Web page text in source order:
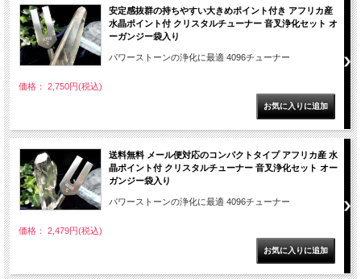
安定感抜群の持ちやすい大きめポイント付き アフリカ産
水晶ポイント付 クリスタルチューナー 音叉浄化セット オ
ーガンジー袋入り
パワーストーンの浄化に最適 4096チューナー
価格： 2,750円(税込)
送料無料 メール便対応のコンパクトタイプ アフリカ産 水
晶ポイント付 クリスタルチューナー 音叉浄化セット オー
ガンジー袋入り
パワーストーンの浄化に最適 4096チューナー
価格： 2,479円(税込)